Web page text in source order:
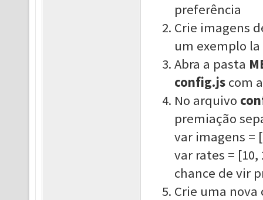
preferência
Crie imagens
um exemplo
Abra a pasta
config.jscom
No arquivo
premiação
var imagens =
var rates = [10,
chance de vir
Crie uma nova